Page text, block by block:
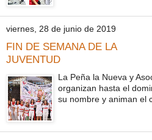
viernes, 28 de junio de 2019
FIN DE SEMANA DE LA
JUVENTUD
La Peña la Nueva y
organizan hasta el
su nombre y animan el